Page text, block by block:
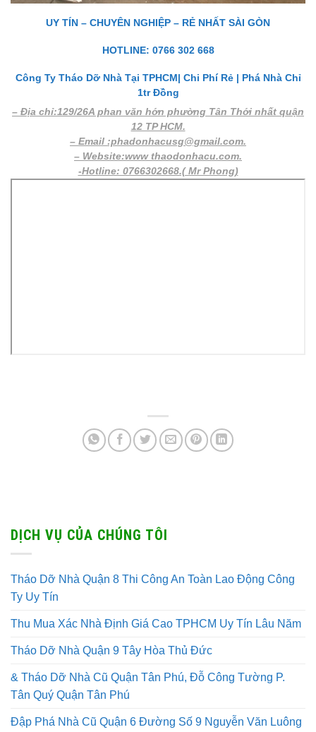
UY TÍN – CHUYÊN NGHIỆP – RẺ NHẤT SÀI GÒN
HOTLINE: 0766 302 668
Công Ty Tháo Dỡ Nhà Tại TPHCM| Chi Phí Rẻ | Phá Nhà Chỉ
1tr Đồng
– Địa chỉ:129/26A phan văn hớn phường Tân Thới nhất quận
12 TP HCM.
– Email :phadonhacusg@gmail.com.
– Website:www thaodonhacu.com.
-Hotline: 0766302668.( Mr Phong)
DỊCH VỤ CỦA CHÚNG TÔI
Tháo Dỡ Nhà Quận 8 Thi Công An Toàn Lao Động Công
Ty Uy Tín
Thu Mua Xác Nhà Định Giá Cao TPHCM Uy Tín Lâu Năm
Tháo Dỡ Nhà Quận 9 Tây Hòa Thủ Đức
& Tháo Dỡ Nhà Cũ Quận Tân Phú, Đỗ Công Tường P.
Tân Quý Quận Tân Phú
Đập Phá Nhà Cũ Quận 6 Đường Số 9 Nguyễn Văn Luông